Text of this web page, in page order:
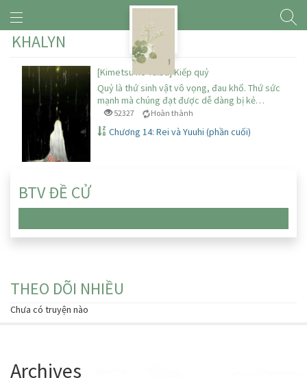
KHALYN
[Kimetsu no Yaiba] Kiếp quỷ
Quỷ là thứ sinh vật vô vọng, đau khổ. Thứ sức
mạnh mà chúng đạt được dễ dàng bị kẻ…
52327 Hoàn thành
Chương 14: Rei và Yuuhi (phần cuối)
BTV ĐỀ CỬ
THEO DÕI NHIỀU
Chưa có truyện nào
Archives